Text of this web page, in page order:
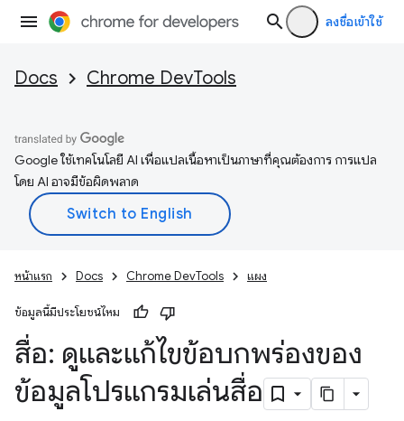
ลงชื่อเข้าใช้
Docs Chrome DevTools
Google ใช้เทคโนโลยี AI เพื่อแปลเนื้อหาเป็นภาษาที่คุณต้องการ การแปล
โดย AI อาจมีข้อผิดพลาด
หน้าแรก Docs Chrome DevTools แผง
ข้อมูลนี้มีประโยชน์ไหม
สื่อ: ดูและแก้ไขข้อบกพร่องของ
ข้อมูลโปรแกรมเล่นสื่อ